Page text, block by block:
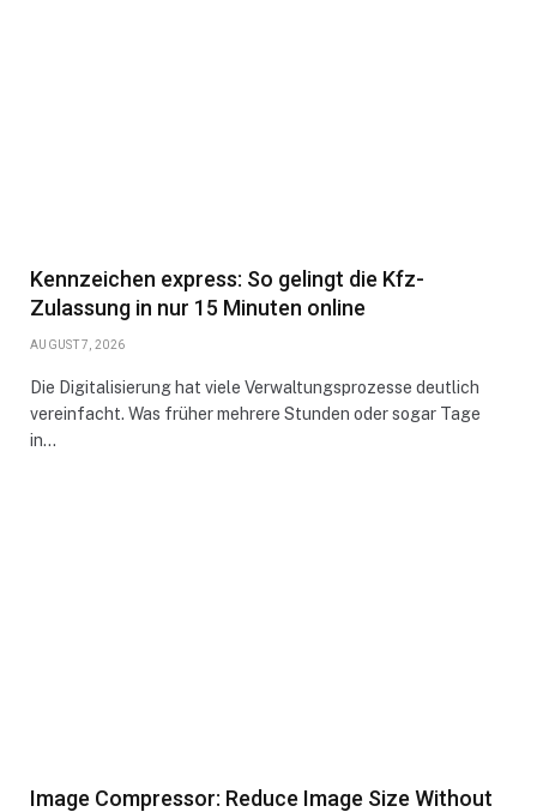
Kennzeichen express: So gelingt die Kfz-
Zulassung in nur 15 Minuten online
AUGUST 7, 2026
Die Digitalisierung hat viele Verwaltungsprozesse deutlich
vereinfacht. Was früher mehrere Stunden oder sogar Tage
in…
Image Compressor: Reduce Image Size Without